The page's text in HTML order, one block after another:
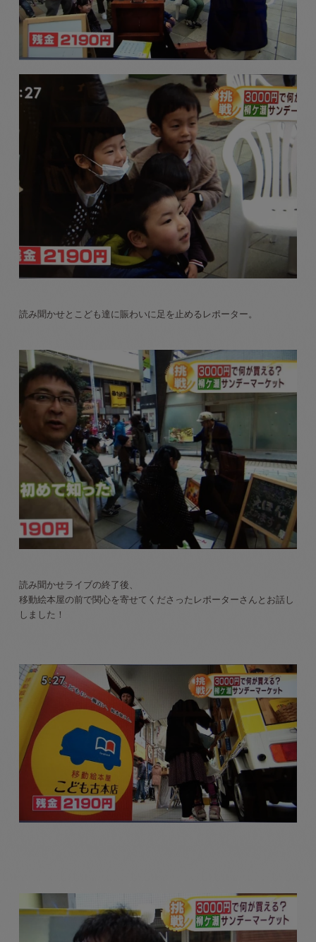
読み聞かせとこども達に賑わいに足を止めるレポーター。
読み聞かせライブの終了後、
移動絵本屋の前で関心を寄せてくださったレポーターさんとお話し
しました！